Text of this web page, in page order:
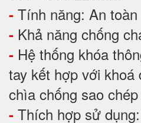
- Tính năng: An
- Khả năng chống
- Hệ thống khóa
tay kết hợp với khoá
chìa chống sao chép
- Thích hợp sử